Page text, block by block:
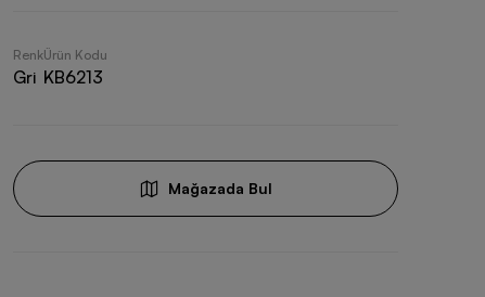
Renk
Gri
Ürün Kodu
KB6213
Mağazada Bul